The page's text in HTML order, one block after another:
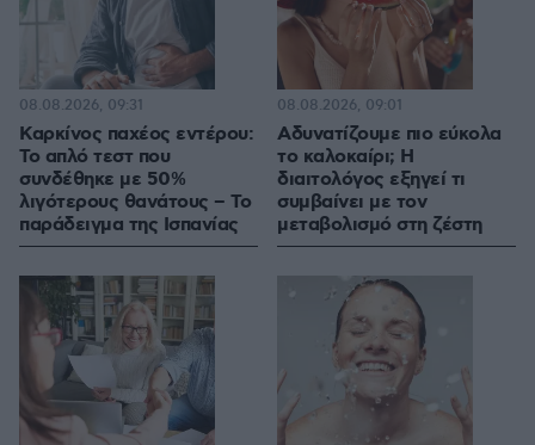
Καρκίνος παχέος εντέρου:
Το απλό τεστ που
συνδέθηκε με 50%
λιγότερους θανάτους – Το
παράδειγμα της Ισπανίας
08.08.2026, 09:31
Αδυνατίζουμε πιο εύκολα
το καλοκαίρι; Η
διαιτολόγος εξηγεί τι
συμβαίνει με τον
μεταβολισμό στη ζέστη
08.08.2026, 09:01